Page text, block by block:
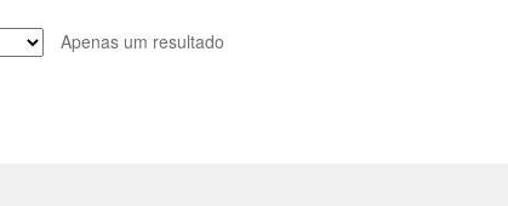
Apenas um resultado